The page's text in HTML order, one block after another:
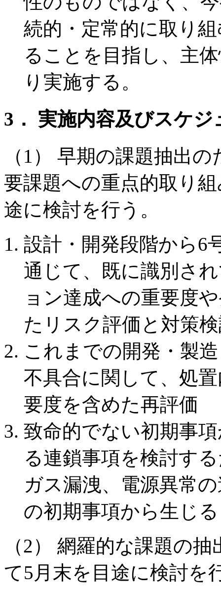
続的・定常的に取り
ることを目指し、主
り実施する。
3． 実施内容及びスケジ
（1） 早期の課題抽出
要課題への重点的取り
途に検討を行う。
設計・開発段階から6
通じて、既に識別さ
ョン達成への重要度
たリスク評価と対策
これまでの開発・製
不具合に関して、処
要度を含めた再評価
致命的でない初期事
る連鎖事項を検討す
ガス漏洩、電源異常
の初期事項から生じ
（2） 網羅的な課題の
て5月末を目途に検討を